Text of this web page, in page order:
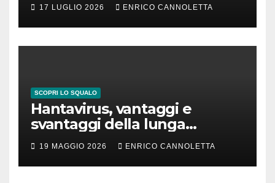
17 LUGLIO 2026 ENRICO CANNOLETTA
SCOPRI LO SQUALO
Hantavirus, vantaggi e
svantaggi della lunga
incubazione
19 MAGGIO 2026 ENRICO CANNOLETTA